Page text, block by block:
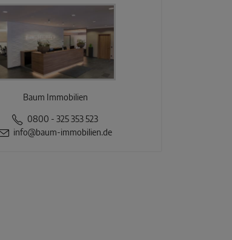
Baum Immobilien
0800 - 325 353 523
info@baum-immobilien.de